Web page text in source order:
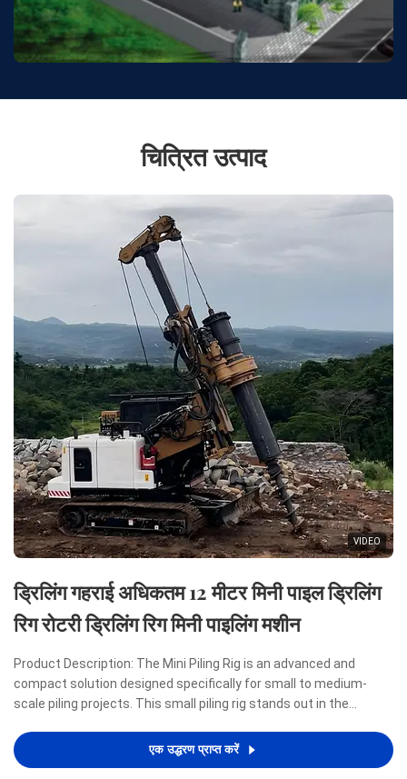
चित्रित उत्पाद
VIDEO
ड्रिलिंग गहराई अधिकतम 12 मीटर मिनी पाइल ड्रिलिंग
रिग रोटरी ड्रिलिंग रिग मिनी पाइलिंग मशीन
Product Description: The Mini Piling Rig is an advanced and
compact solution designed specifically for small to medium-
scale piling projects. This small piling rig stands out in the
power, efficiency, and portability, making it an ideal ...
एक उद्धरण प्राप्त करें